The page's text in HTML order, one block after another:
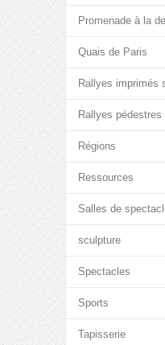
Promenade à la
Quais de Paris
Rallyes imprimés
Rallyes pédestres
Régions
Ressources
Salles de
sculpture
Spectacles
Sports
Tapisserie